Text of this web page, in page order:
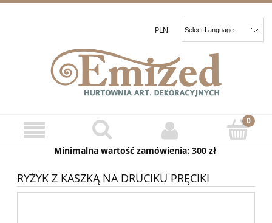
Minimalna wartość zamówienia: 300 zł
RYŻYK Z KASZKĄ NA DRUCIKU PRĘCIKI